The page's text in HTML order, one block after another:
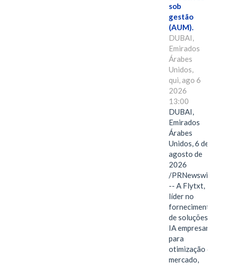
sob
gestão
(AUM).
DUBAI,
Emirados
Árabes
Unidos,
qui, ago 6
2026
13:00
DUBAI,
Emirados
Árabes
Unidos, 6 de
agosto de
2026
/PRNewswire/
-- A Flytxt,
líder no
fornecimento
de soluções de
IA empresarial
para
otimização de
mercado,